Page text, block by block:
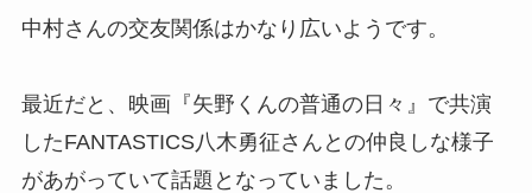
ないは本当？ダンボールは無料？
いつ届くなども調査！
中村さんの交友関係はかなり広いようです。
最近だと、映画『矢野くんの普通の日々』で共演
したFANTASTICS八木勇征さんとの仲良しな様子
があがっていて話題となっていました。